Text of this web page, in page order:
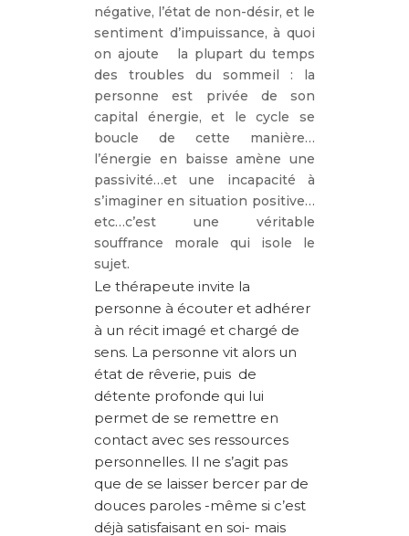
négative, l’état de non-désir, et le
sentiment d’impuissance, à quoi
on ajoute la plupart du temps
des troubles du sommeil : la
personne est privée de son
capital énergie, et le cycle se
boucle de cette manière…
l’énergie en baisse amène une
passivité…et une incapacité à
s’imaginer en situation positive…
etc…c’est une véritable
souffrance morale qui isole le
sujet.
Le thérapeute invite la
personne à écouter et adhérer
à un récit imagé et chargé de
sens. La personne vit alors un
état de rêverie, puis de
détente profonde qui lui
permet de se remettre en
contact avec ses ressources
personnelles. Il ne s’agit pas
que de se laisser bercer par de
douces paroles -même si c’est
déjà satisfaisant en soi- mais